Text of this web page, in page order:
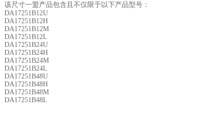
该尺寸一盟产品包含且不仅限于以下产品型号：
DA17251B12U
DA17251B12H
DA17251B12M
DA17251B12L
DA17251B24U
DA17251B24H
DA17251B24M
DA17251B24L
DA17251B48U
DA17251B48H
DA17251B48M
DA17251B48L